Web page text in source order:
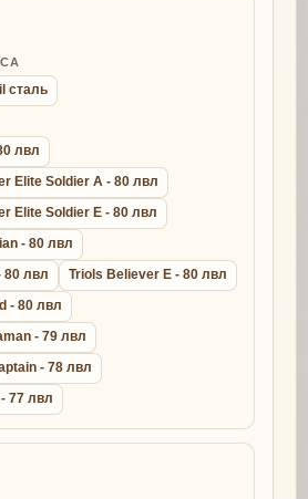
сталь
лвл
Elite Soldier A - 80 лвл
Elite Soldier E - 80 лвл
- 80 лвл
80 лвл
Triols Believer E - 80 лвл
- 80 лвл
- 79 лвл
- 78 лвл
77 лвл